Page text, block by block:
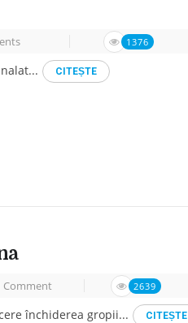
1376
CITEṢTE
Comment 2639
închiderea gropii... CITEṢTE